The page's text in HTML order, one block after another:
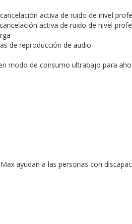
activa de ruido de nivel
activa de ruido de nivel
de reproducción de audio
modo de consumo ultrabajo para
ayudan a las personas con